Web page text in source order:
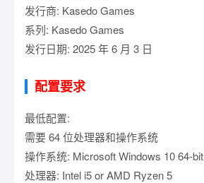
发行商: Kasedo Games
系列: Kasedo Games
发行日期: 2025 年 6 月 3 日
配置要求
最低配置:
需要 64 位处理器和操作系统
操作系统: Microsoft Windows 10 64-bit
处理器: Intel i5 or AMD Ryzen 5